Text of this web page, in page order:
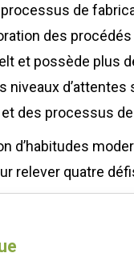
de
des
et possède plus
niveaux
des processus
d’habitudes
relever quatre